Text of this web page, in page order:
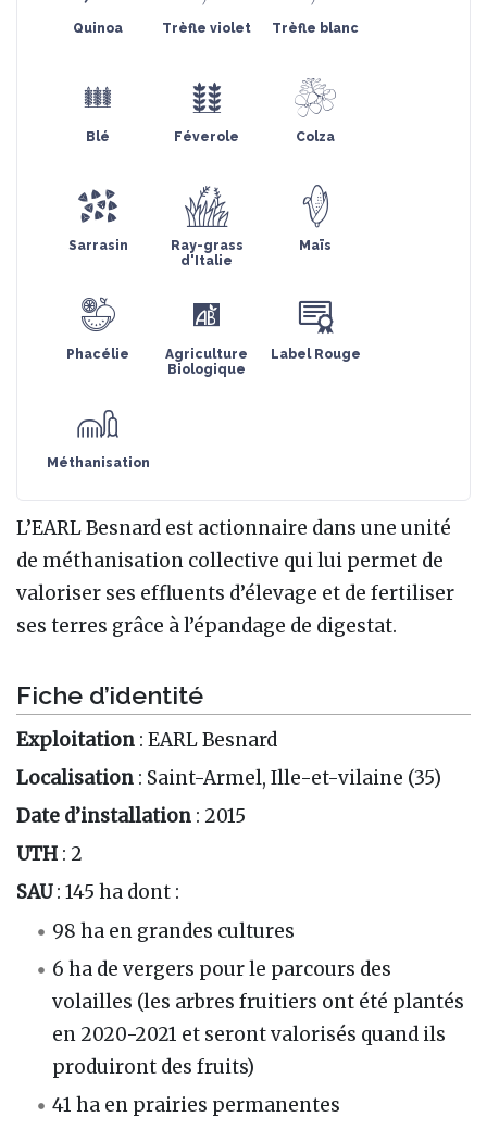
Quinoa Trèfle violet Trèfle blanc
Blé Féverole Colza
Sarrasin
Ray-grass
d'Italie
Maïs
Phacélie
Agriculture
Biologique
Label Rouge
Méthanisation
L’EARL Besnard est actionnaire dans une unité
de méthanisation collective qui lui permet de
valoriser ses effluents d’élevage et de fertiliser
ses terres grâce à l’épandage de digestat.
Fiche d’identité
Exploitation : EARL Besnard
Localisation : Saint-Armel, Ille-et-vilaine (35)
Date d’installation : 2015
UTH : 2
SAU: 145 ha dont :
98 ha en grandes cultures
6 ha de vergers pour le parcours des
volailles (les arbres fruitiers ont été plantés
en 2020-2021 et seront valorisés quand ils
produiront des fruits)
41 ha en prairies permanentes